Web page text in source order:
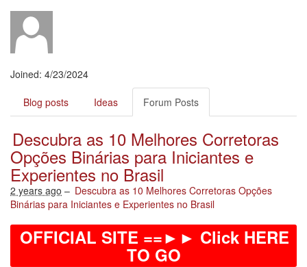
Joined: 4/23/2024
Blog posts Ideas Forum Posts
Descubra as 10 Melhores Corretoras
Opções Binárias para Iniciantes e
Experientes no Brasil
2 years ago – Descubra as 10 Melhores Corretoras Opções
Binárias para Iniciantes e Experientes no Brasil
OFFICIAL SITE ==►► Click HERE
TO GO